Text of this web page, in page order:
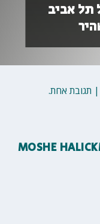
תל אביב
| תגובת אחת.
MOSHE